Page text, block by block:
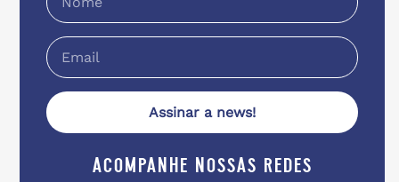
Assinar a news!
acompanhe nossas redes